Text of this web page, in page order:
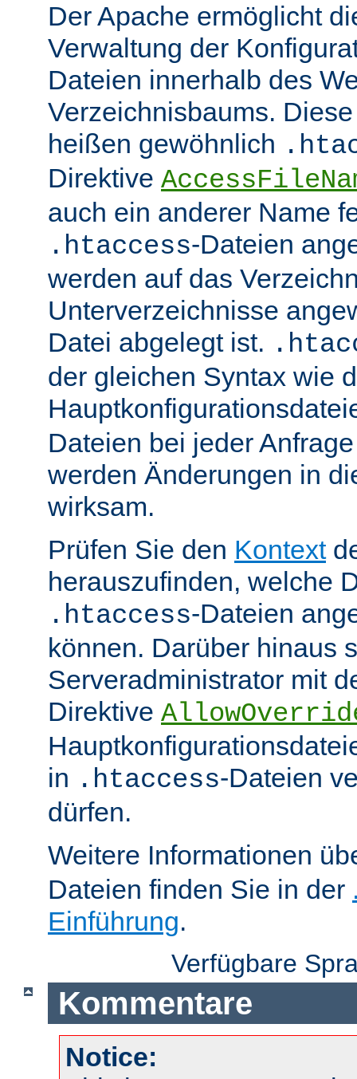
Der Apache ermöglicht
Verwaltung der
Dateien innerhalb des
Verzeichnisbaums.
heißen gewöhnlich
Direktive
auch ein anderer Name
.htaccess-Dateien
werden auf das
Unterverzeichnisse
Datei abgelegt ist.
der gleichen Syntax wie
Dateien bei jeder
werden Änderungen in
wirksam.
Prüfen Sie den Kontext
herauszufinden, welche
.htaccess-Dateien
können. Darüber hinaus
Serveradministrator mit
Direktive
in .htaccess-Dateien
dürfen.
Weitere Informationen
Dateien finden Sie in der
Einführung.
Verfügbare
Kommentare
Notice: